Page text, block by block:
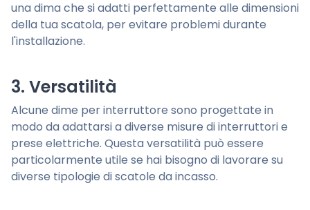
una dima che si adatti perfettamente alle dimensioni
della tua scatola, per evitare problemi durante
l'installazione.
3. Versatilità
Alcune dime per interruttore sono progettate in
modo da adattarsi a diverse misure di interruttori e
prese elettriche. Questa versatilità può essere
particolarmente utile se hai bisogno di lavorare su
diverse tipologie di scatole da incasso.